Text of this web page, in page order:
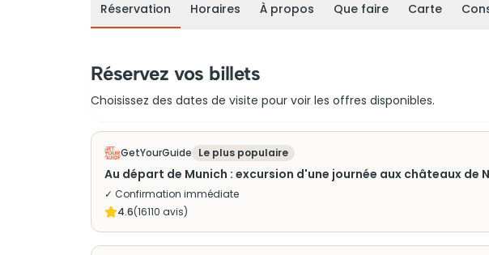
Réservation Horaires À propos Que faire Carte
Réservez vos billets
Choisissez des dates de visite pour voir les offres disponibles.
GetYourGuide Le plus populaire
Au départ de Munich : excursion d'une journée aux châteaux de
✓ Confirmation immédiate
4.6(16110 avis)